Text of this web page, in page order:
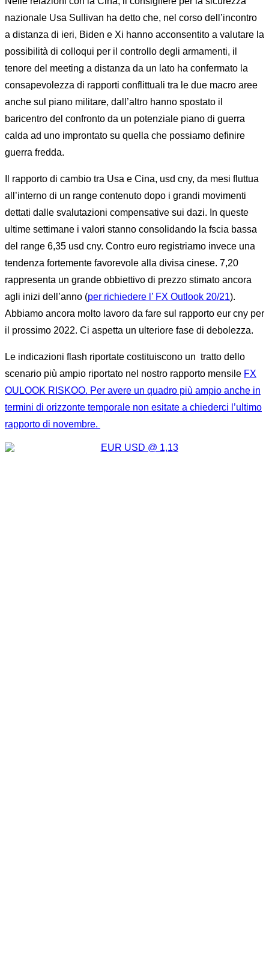
nazionale Usa Sullivan ha detto che, nel corso dell’incontro
a distanza di ieri, Biden e Xi hanno acconsentito a valutare la
possibilità di colloqui per il controllo degli armamenti, il
tenore del meeting a distanza da un lato ha confermato la
consapevolezza di rapporti conflittuali tra le due macro aree
anche sul piano militare, dall’altro hanno spostato il
baricentro del confronto da un potenziale piano di guerra
calda ad uno improntato su quella che possiamo definire
guerra fredda.
Il rapporto di cambio tra Usa e Cina, usd cny, da mesi fluttua
all’interno di un range contenuto dopo i grandi movimenti
dettati dalle svalutazioni compensative sui dazi. In queste
ultime settimane i valori stanno consolidando la fscia bassa
del range 6,35 usd cny. Contro euro registriamo invece una
tendenza fortemente favorevole alla divisa cinese. 7,20
rappresenta un grande obbiettivo di prezzo stimato ancora
agli inizi dell’anno (per richiedere l’ FX Outlook 20/21).
Abbiamo ancora molto lavoro da fare sul rapporto eur cny per
il prossimo 2022. Ci aspetta un ulteriore fase di debolezza.
Le indicazioni flash riportate costituiscono un tratto dello
scenario più ampio riportato nel nostro rapporto mensile FX
OULOOK RISKOO. Per avere un quadro più ampio anche in
termini di orizzonte temporale non esitate a chiederci l’ultimo
rapporto di novembre.